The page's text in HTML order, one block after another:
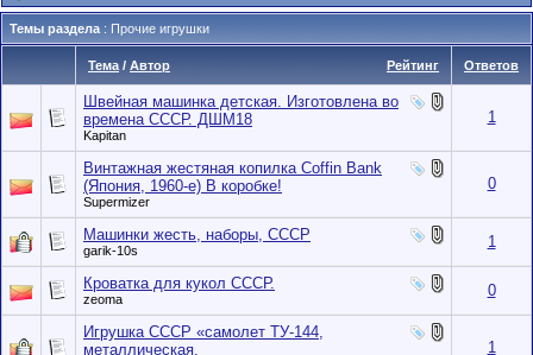
Темы раздела : Прочие игрушки
Рейтинг
Тема / Автор Ответов
Швейная машинка детская. Изготовлена во
времена СССР. ДШМ18
Kapitan
1
Винтажная жестяная копилка Coffin Bank
(Япония, 1960-е) В коробке!
Supermizer
0
Машинки жесть, наборы, СССР
garik-10s 1
Кроватка для кукол СССР.
zeoma 0
Игрушка СССР «самолет ТУ-144,
металлическая.
1